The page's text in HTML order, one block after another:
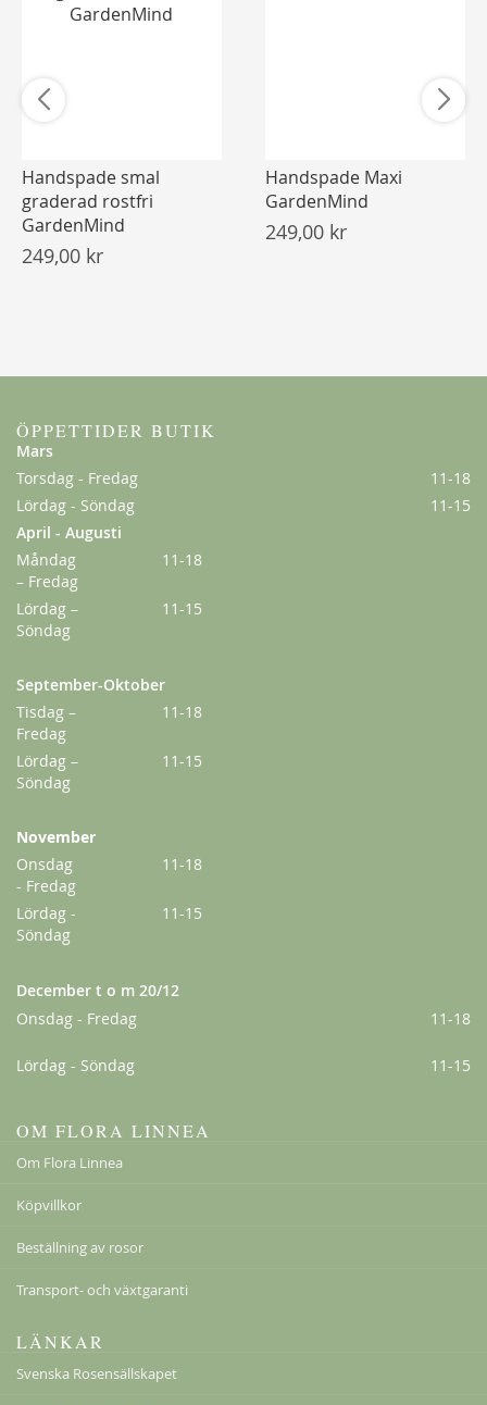
Handspade smal
graderad rostfri
GardenMind
249,00 kr
Handspade Maxi
GardenMind
249,00 kr
ÖPPETTIDER BUTIK
Mars
Torsdag - Fredag
11-18
Lördag - Söndag
11-15
April - Augusti
Måndag
– Fredag
11-18
Lördag –
Söndag
11-15
September-Oktober
Tisdag –
Fredag
11-18
Lördag –
Söndag
11-15
November
Onsdag
- Fredag
11-18
Lördag -
Söndag
11-15
December t o m 20/12
Onsdag - Fredag
11-18
Lördag - Söndag 11-15
OM FLORA LINNEA
Om Flora Linnea
Köpvillkor
Beställning av rosor
Transport- och växtgaranti
LÄNKAR
Svenska Rosensällskapet